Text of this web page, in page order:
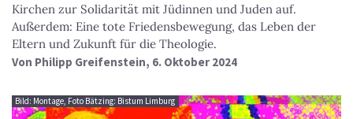
Kirchen zur Solidarität mit Jüdinnen und Juden auf.
Außerdem: Eine tote Friedensbewegung, das Leben der
Eltern und Zukunft für die Theologie.
Von Philipp Greifenstein, 6. Oktober 2024
Bild: Montage, Foto Bätzing: Bistum Limburg